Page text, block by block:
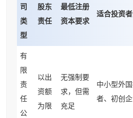
司
类
型
股东
责任
最低注册
资本要求
适合投资
有
限
责
任
公
以出
资额
为限
无强制要
求，但需
充足
中小型外
者、初创